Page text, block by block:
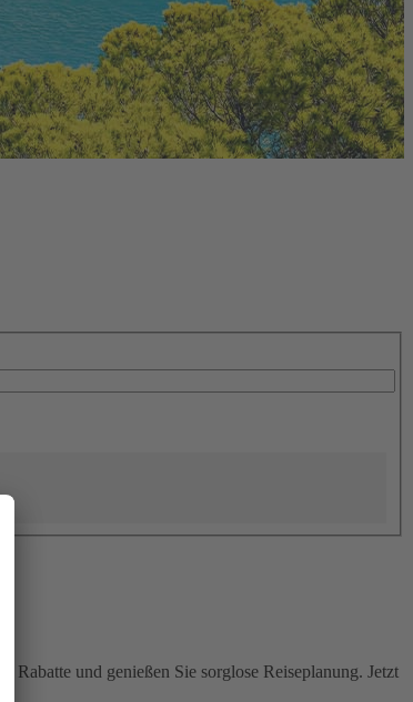
Rabatte und genießen Sie sorglose Reiseplanung. Jetzt